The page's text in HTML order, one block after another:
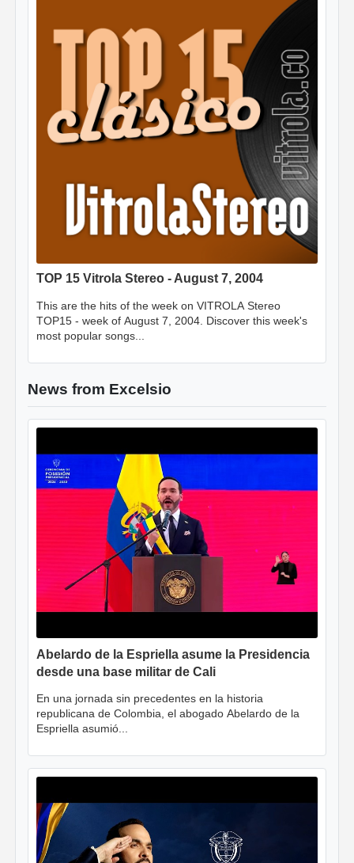
TOP 15 Vitrola Stereo - August 7, 2004
This are the hits of the week on VITROLA Stereo
TOP15 - week of August 7, 2004. Discover this week's
most popular songs...
News from Excelsio
Abelardo de la Espriella asume la Presidencia
desde una base militar de Cali
En una jornada sin precedentes en la historia
republicana de Colombia, el abogado Abelardo de la
Espriella asumió...